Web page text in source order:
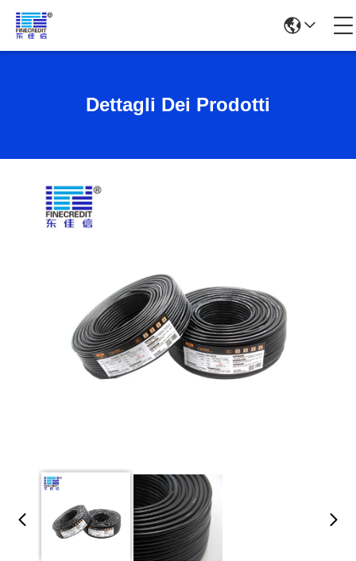
Dettagli Dei Prodotti